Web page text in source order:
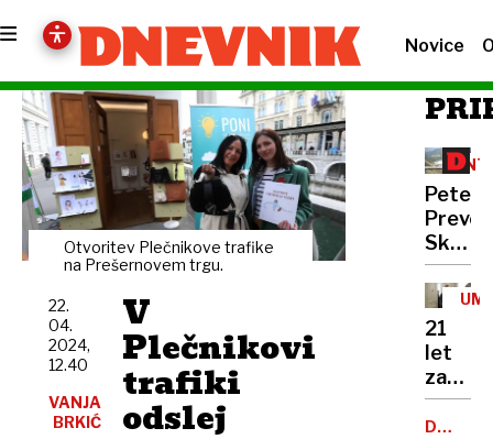
Novice
Otvoritev Plečnikove trafike
na Prešernovem trgu.
V
Plečnikovi
trafiki
odslej
22.
04.
2024,
12.40
VANJA
BRKIĆ
Peter
Prevc:
policaji
niso
dela
21
let
Bančni